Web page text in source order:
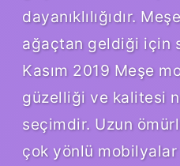
dayanıklılığıdır.
ağaçtan geldiği için
Kasım 2019 Meşe
güzelliği ve kalitesi
seçimdir. Uzun
çok yönlü mobilyalar